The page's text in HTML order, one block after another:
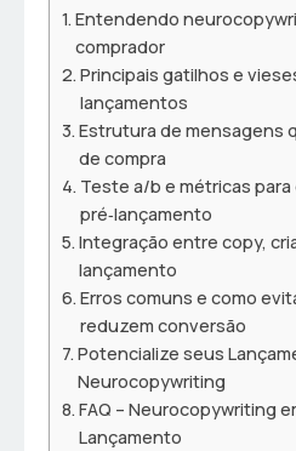
Entendendo
comprador
Principais gatilhos e
lançamentos
Estrutura de mensagens
de compra
Teste a/b e métricas
pré‑lançamento
Integração entre copy,
lançamento
Erros comuns e como
reduzem conversão
Potencialize seus
Neurocopywriting
FAQ – Neurocopywriting
Lançamento